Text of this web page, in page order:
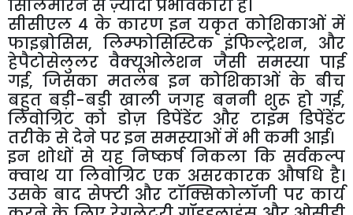
सिलिमेरिन से ज़्यादा प्रभावकारी है।
सीसीएल 4 के कारण इन यकृत कोशिकाओं में
फाइब्रोसिस, लिम्फोसिस्टिक इंफिल्ट्रेशन, और
हेपैटोसेलुलर वैक्यूओलेशन जैसी समस्या पाई
गई, जिसका मतलब इन कोशिकाओं के बीच
बहुत बड़ी-बड़ी खाली जगह बननी शुरू हो गई,
लिवोग्रिट को डोज़ डिपेंडेंट और टाइम डिपेंडेंट
तरीके से देने पर इन समस्याओं में भी कमी आई।
इन शोधों से यह निष्कर्ष निकला कि सर्वकल्प
क्वाथ या लिवोग्रिट एक असरकारक औषधि है।
उसके बाद सेफ्टी और टॉक्सिकोलॉजी पर कार्य